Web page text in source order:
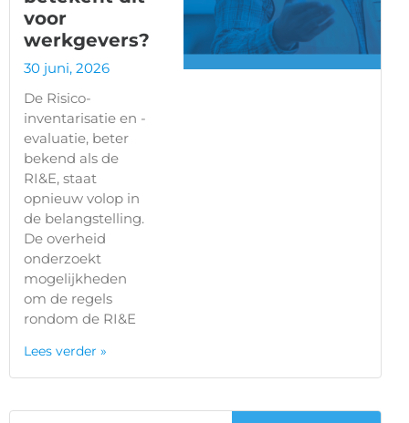
voor
werkgevers?
30 juni, 2026
De Risico-
inventarisatie en -
evaluatie, beter
bekend als de
RI&E, staat
opnieuw volop in
de belangstelling.
De overheid
onderzoekt
mogelijkheden
om de regels
rondom de RI&E
Lees verder »